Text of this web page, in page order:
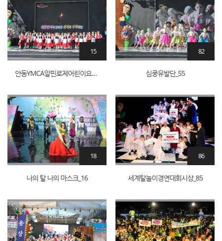
안동YMCA알핀로제어린이요들단_1
15
심쿵유발단_55
82
나의 탈 나의 마스크_16
18
세계탈놀이경연대회시상_85
86